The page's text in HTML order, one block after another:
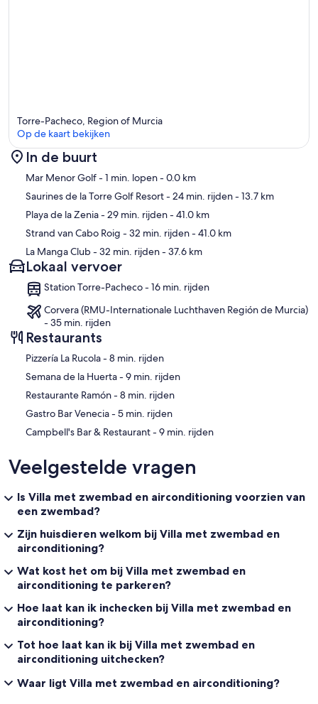
Kaart
Torre-Pacheco, Region of Murcia
Op de kaart bekijken
In de buurt
Mar Menor Golf- 1 min. lopen- 0.0 km
Saurines de la Torre Golf Resort- 24 min. rijden- 13.7 km
Playa de la Zenia- 29 min. rijden- 41.0 km
Strand van Cabo Roig - 32 min. rijden- 41.0 km
La Manga Club- 32 min. rijden- 37.6 km
Lokaal vervoer
Station Torre-Pacheco - 16 min. rijden
Corvera (RMU-Internationale Luchthaven Región de Murcia)
- 35 min. rijden
Restaurants
‪Pizzería La Rucola - ‬8 min. rijden
‪Semana de la Huerta - ‬9 min. rijden
‪Restaurante Ramón - ‬8 min. rijden
‪Gastro Bar Venecia - ‬5 min. rijden
‪Campbell's Bar & Restaurant - ‬9 min. rijden
Veelgestelde vragen
Is Villa met zwembad en airconditioning voorzien van
een zwembad?
Zijn huisdieren welkom bij Villa met zwembad en
airconditioning?
Wat kost het om bij Villa met zwembad en
airconditioning te parkeren?
Hoe laat kan ik inchecken bij Villa met zwembad en
airconditioning?
Tot hoe laat kan ik bij Villa met zwembad en
airconditioning uitchecken?
Waar ligt Villa met zwembad en airconditioning?